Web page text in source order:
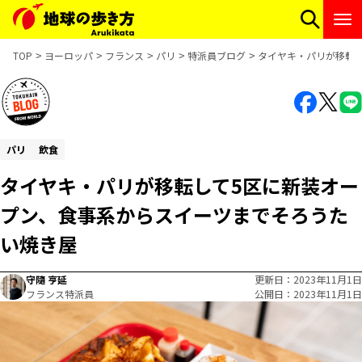
TOP ヨーロッパ フランス パリ 特派員ブログ タイヤキ・パリが移転
パリ 飲食
タイヤキ・パリが移転して5区に新装オー
プン、食事系からスイーツまでそろうた
い焼き屋
守隨 亨延
フランス特派員
更新日
2023年11月1日
公開日
2023年11月1日